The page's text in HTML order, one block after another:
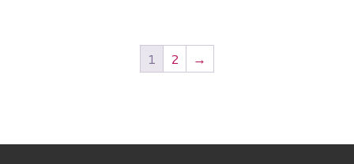
1 2 →